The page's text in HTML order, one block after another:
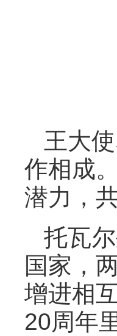
王大
作相成
潜力，
托瓦
国家，
增进相
20周年